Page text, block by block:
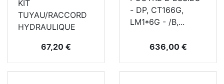
KIT
TUYAU/RACCORD
HYDRAULIQUE
Prix
67,20 €
- DP, CT166G,
LM1*6G - /B,...
Prix
636,00 €